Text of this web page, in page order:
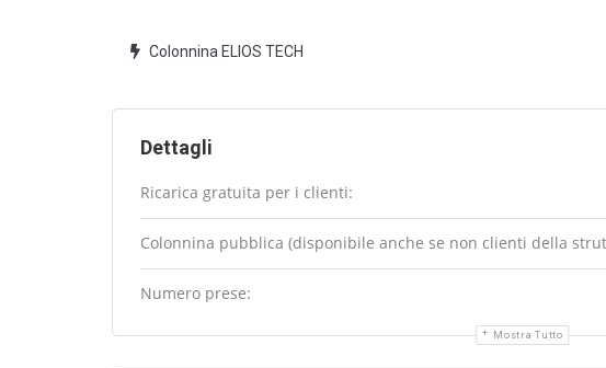
Colonnina ELIOS TECH
Dettagli
Ricarica gratuita per i clienti:
Colonnina pubblica (disponibile anche se non clienti della
Numero prese:
Mostra Tutto